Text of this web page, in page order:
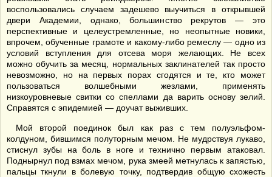
воспользовались случаем задешево выучиться в открывшей
двери Академии, однако, большинство рекрутов — это
перспективные и целеустремленные, но неопытные новики,
впрочем, обученные грамоте и какому-либо ремеслу — одно из
условий вступления для отсева моря желающих. Не всех
можно обучить за месяц, нормальных заклинателей так просто
невозможно, но на первых порах сгодятся и те, кто может
пользоваться волшебными жезлами, применять
низкоуровневые свитки со спеллами да варить основу зелий.
Справятся с эпидемией — доучат выживших.
Мой второй поединок был как раз с тем полуэльфом-
колдуном, бившимся полуторным мечом. Не мудрствуя лукаво,
стиснул зубы на боль в ноге и технично первым атаковал.
Поднырнул под взмах мечом, рука змеей метнулась к запястью,
пальцы ткнули в болевую точку, подтвердив общую схожесть